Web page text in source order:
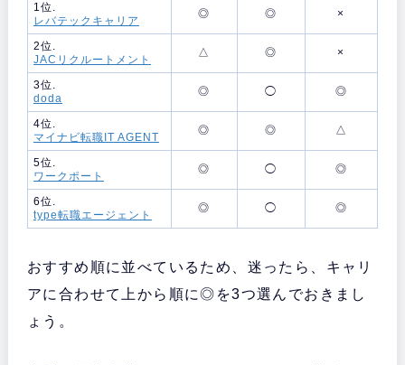
1位.
レバテックキャリア
◎ ◎ ×
2位.
JACリクルートメント
△ ◎ ×
3位.
doda
◎ ◯ ◎
4位.
マイナビ転職IT AGENT
◎ ◎ △
5位.
ワークポート
◎ ◯ ◎
6位.
type転職エージェント
◎ ◯ ◎
おすすめ順に並べているため、迷ったら、キャリ
アに合わせて上から順に◎を3つ選んでおきまし
ょう。